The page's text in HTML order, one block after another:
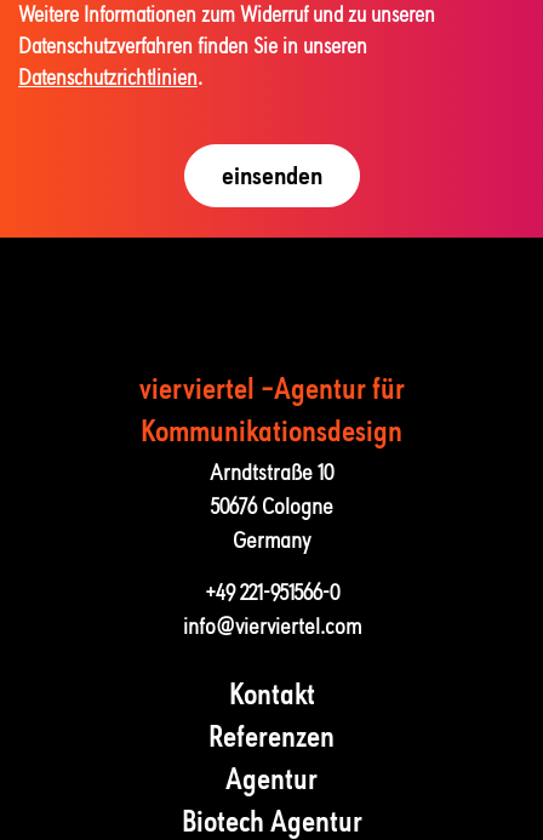
Weitere Informationen zum Widerruf und zu unseren
Datenschutzverfahren finden Sie in unseren
Datenschutzrichtlinien.
vierviertel –Agentur für
Kommunika­tions­design
Arndtstraße 10
50676 Cologne
Germany
+49 221-951566-0
info@vierviertel.com
Kontakt
Referenzen
Agentur
Biotech Agentur